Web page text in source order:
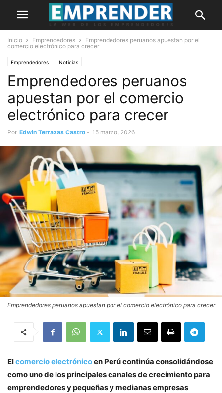
Inicio Emprendedores
Emprendedores peruanos apuestan por el
comercio electrónico para crecer
Emprendedores Noticias
Emprendedores peruanos
apuestan por el comercio
electrónico para crecer
Por Edwin Terrazas Castro - 15 marzo, 2026
Emprendedores peruanos apuestan por el comercio electrónico para crecer
Elcomercio electrónicoen Perú continúa consolidándose
como uno de los principales canales de crecimiento para
emprendedores y pequeñas y medianas empresas